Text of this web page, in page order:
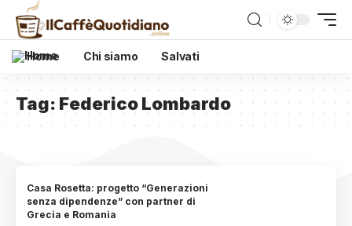
Home Chi siamo Salvati
Tag: Federico Lombardo
Casa Rosetta: progetto “Generazioni
senza dipendenze” con partner di
Grecia e Romania